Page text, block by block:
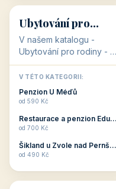
34 objektů
Ubytování pro
rodiny
V našem katalogu -
Ubytování pro rodiny -
jsou pro Vás připraveny
objekty, které svojí
polohou či vybaveností,
nabízí klidné ubytování
V TÉTO KATEGORII:
Penzion U Méďů
od 590 Kč
Restaurace a penzion Eduard
od 700 Kč
Šikland u Zvole nad Pernštejnem
od 490 Kč
💕